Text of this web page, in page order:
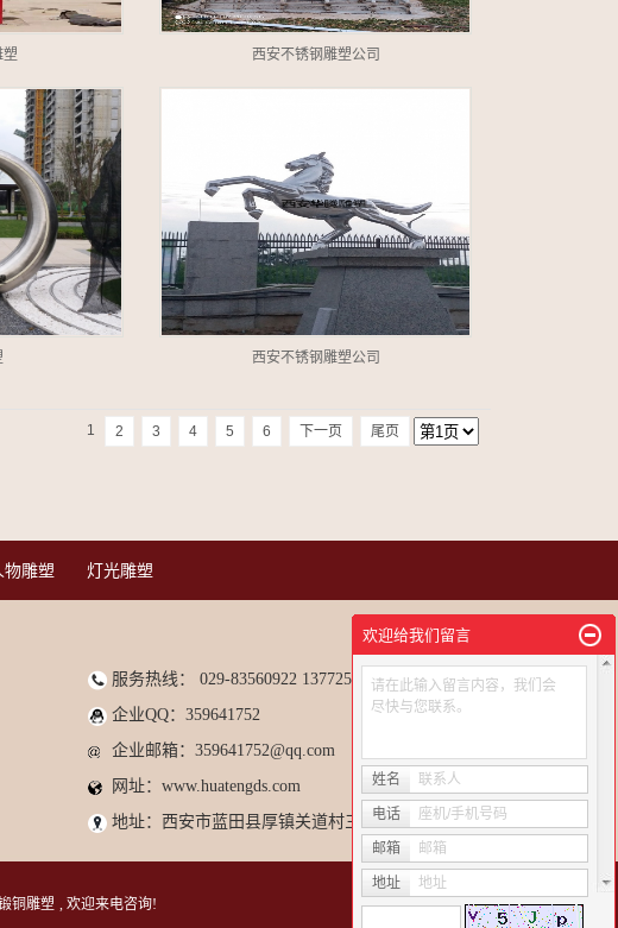
塑 西安不锈钢雕塑公司
西安不锈钢雕塑公司
1 2 3 4 5 6 下一页 尾页
物雕塑 灯光雕塑
服务热线： 029-83560922 13772533357&nbsp
企业QQ：359641752
企业邮箱：359641752@qq.com
网址：www.huatengds.com
地址： 西安市蓝田县厚镇关道村三组
铜雕塑 , 欢迎来电咨询!
欢迎给我们留言
请在此输入留言内容，我们会
尽快与您联系。
姓名 联系人
电话 座机/手机号码
邮箱 邮箱
地址 地址